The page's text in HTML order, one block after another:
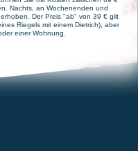
Nachts, an Wochenenden und
Der Preis "ab" von 39 € gilt
Riegels mit einem Dietrich), aber
einer Wohnung.